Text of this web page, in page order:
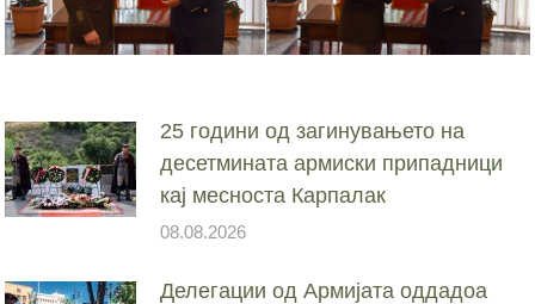
25 години од загинувањето на
десетмината армиски припадници
кај месноста Карпалак
08.08.2026
Делегации од Армијата оддадоа